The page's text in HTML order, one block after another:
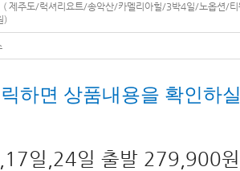
제주도/럭셔리요트/송악산/카멜리아힐/3박4일/노옵션/티
)
하면 상품내용을 확인하
일,24일 출발 279,900원